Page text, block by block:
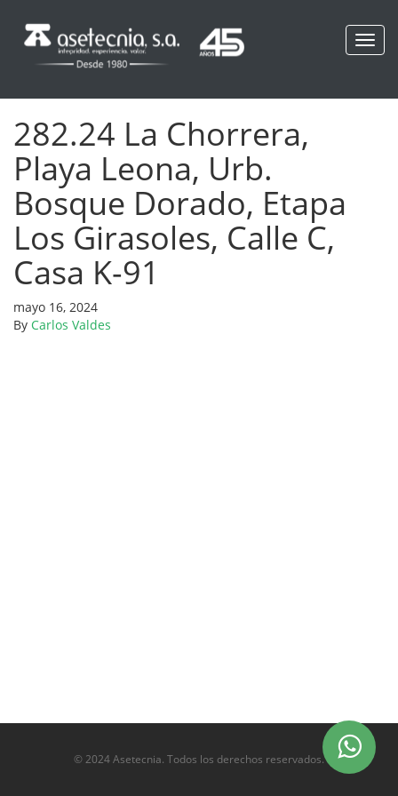
282.24 La Chorrera,
Playa Leona, Urb.
Bosque Dorado, Etapa
Los Girasoles, Calle C,
Casa K-91
mayo 16, 2024
By Carlos Valdes
© 2024 Asetecnia. Todos los derechos reservados.